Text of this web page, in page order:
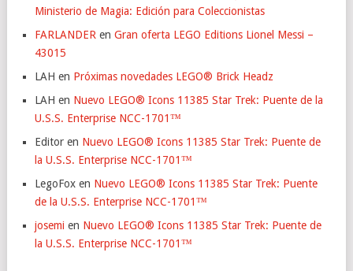
Ministerio de Magia: Edición para Coleccionistas
FARLANDER en Gran oferta LEGO Editions Lionel Messi –
43015
LAH en Próximas novedades LEGO® Brick Headz
LAH en Nuevo LEGO® Icons 11385 Star Trek: Puente de la
U.S.S. Enterprise NCC-1701™
Editor en Nuevo LEGO® Icons 11385 Star Trek: Puente de
la U.S.S. Enterprise NCC-1701™
LegoFox en Nuevo LEGO® Icons 11385 Star Trek: Puente
de la U.S.S. Enterprise NCC-1701™
josemi en Nuevo LEGO® Icons 11385 Star Trek: Puente de
la U.S.S. Enterprise NCC-1701™